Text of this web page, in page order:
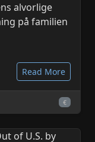
alvorlige
på familien
Read More
€